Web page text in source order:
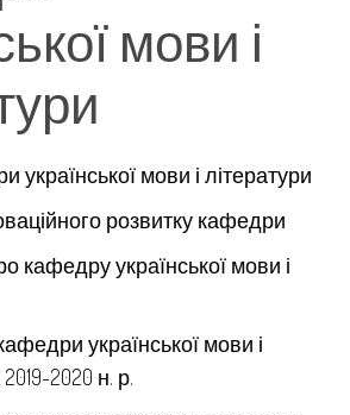
мови і
української мови і літератури
розвитку кафедри
кафедру української мови і
української мови і
2020 н. р.